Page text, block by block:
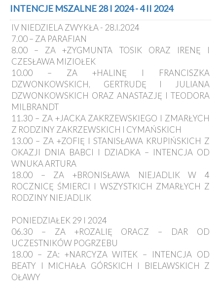
Kancelaria
Galeria
Nowy
Staw
Kapituła
Kolegiacka
Polecane
strony
Ochrona
Małoletnich
INTENCJE MSZALNE 28 I 2024 - 4 II 2024
IV NIEDZIELA ZWYKŁA - 28.I.2024
7.00 – ZA PARAFIAN
8.00 – ZA +ZYGMUNTA TOSIK ORAZ IRENĘ I
CZESŁAWA MIZIOŁEK
10.00 – ZA +HALINĘ I FRANCISZKA
DZWONKOWSKICH, GERTRUDĘ I JULIANA
DZWONKOWSKICH ORAZ ANASTAZJĘ I TEODORA
MILBRANDT
11.30 – ZA +JACKA ZAKRZEWSKIEGO I ZMARŁYCH
Z RODZINY ZAKRZEWSKICH I CYMAŃSKICH
13.00 – ZA +ZOFIĘ I STANISŁAWA KRUPIŃSKICH Z
OKAZJI DNIA BABCI I DZIADKA – INTENCJA OD
WNUKA ARTURA
18.00 – ZA +BRONISŁAWA NIEJADLIK W 4
ROCZNICĘ ŚMIERCI I WSZYSTKICH ZMARŁYCH Z
RODZINY NIEJADLIK
PONIEDZIAŁEK 29 I 2024
06.30 – ZA +ROZALIĘ ORACZ – DAR OD
UCZESTNIKÓW POGRZEBU
18.00 – ZA: +NARCYZA WITEK – INTENCJA OD
BEATY I MICHAŁA GÓRSKICH I BIELAWSKICH Z
OŁAWY